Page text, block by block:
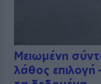
Μειωμένη
λάθος